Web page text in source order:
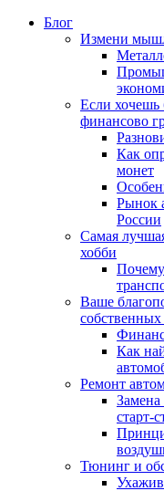
Блог
Измени
Если
финансово
Как
монет
Рынок
России
Самая
хобби
Ваше
Как
Ремонт
Замена
старт-
Тюнинг и